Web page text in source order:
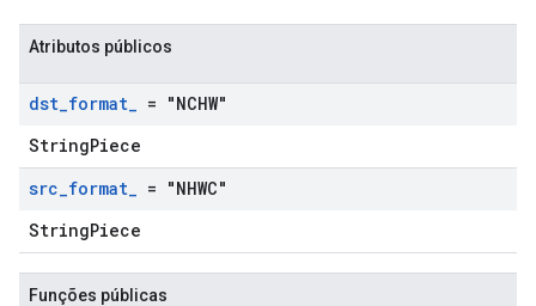
Atributos públicos
dst_format_ = "NCHW"
StringPiece
src_format_ = "NHWC"
StringPiece
Funções públicas